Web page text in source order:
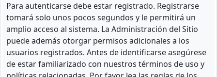
Para autenticarse debe estar registrado. Registrarse
tomará solo unos pocos segundos y le permitirá un
amplio acceso al sistema. La Administración del Sitio
puede además otorgar permisos adicionales a los
usuarios registrados. Antes de identificarse asegúrese
de estar familiarizado con nuestros términos de uso y